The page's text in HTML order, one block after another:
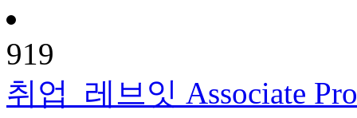
919
취업
레브잇 Associate